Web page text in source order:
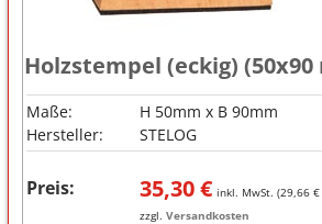
Holzstempel (eckig) (50x90
Maße:
H 50mm x B 90mm
Hersteller:
STELOG
Preis: 35,30€ inkl. MwSt. (29,66€
zzgl. Versandkosten